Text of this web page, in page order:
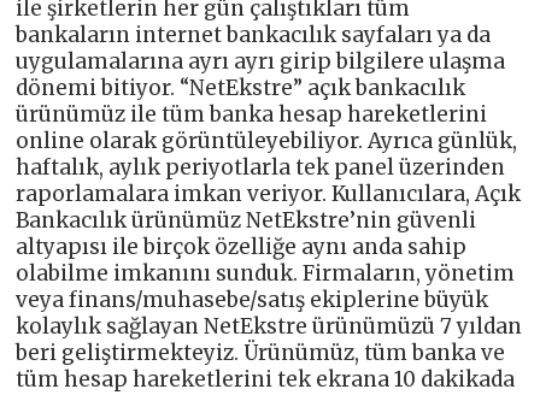
ile şirketlerin her gün çalıştıkları tüm
bankaların internet bankacılık sayfaları ya da
uygulamalarına ayrı ayrı girip bilgilere ulaşma
dönemi bitiyor. “NetEkstre” açık bankacılık
ürünümüz ile tüm banka hesap hareketlerini
online olarak görüntüleyebiliyor. Ayrıca günlük,
haftalık, aylık periyotlarla tek panel üzerinden
raporlamalara imkan veriyor. Kullanıcılara, Açık
Bankacılık ürünümüz NetEkstre’nin güvenli
altyapısı ile birçok özelliğe aynı anda sahip
olabilme imkanını sunduk. Firmaların, yönetim
veya finans/muhasebe/satış ekiplerine büyük
kolaylık sağlayan NetEkstre ürünümüzü 7 yıldan
beri geliştirmekteyiz. Ürünümüz, tüm banka ve
tüm hesap hareketlerini tek ekrana 10 dakikada